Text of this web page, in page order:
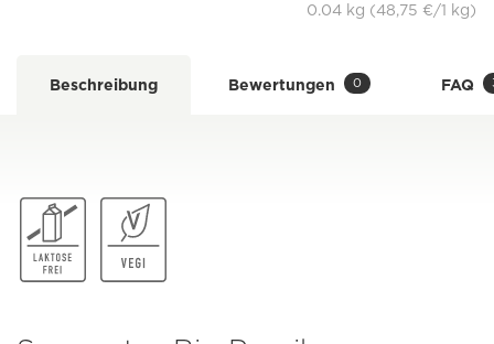
0.04 kg (48,75 €/1 kg)
Beschreibung Bewertungen 0 FAQ